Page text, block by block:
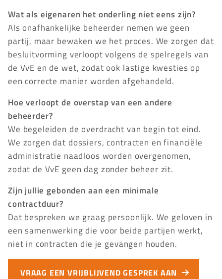
Wat als eigenaren het onderling niet eens zijn?
Als onafhankelijke beheerder nemen we geen
partij, maar bewaken we het proces. We zorgen dat
besluitvorming verloopt volgens de spelregels van
de VvE en de wet, zodat ook lastige kwesties op
een correcte manier worden afgehandeld.
Hoe verloopt de overstap van een andere
beheerder?
We begeleiden de overdracht van begin tot eind.
We zorgen dat dossiers, contracten en financiële
administratie naadloos worden overgenomen,
zodat de VvE geen dag zonder beheer zit.
Zijn jullie gebonden aan een minimale
contractduur?
Dat bespreken we graag persoonlijk. We geloven in
een samenwerking die voor beide partijen werkt,
niet in contracten die je gevangen houden.
VRAAG EEN VRIJBLIJVEND GESPREK AAN